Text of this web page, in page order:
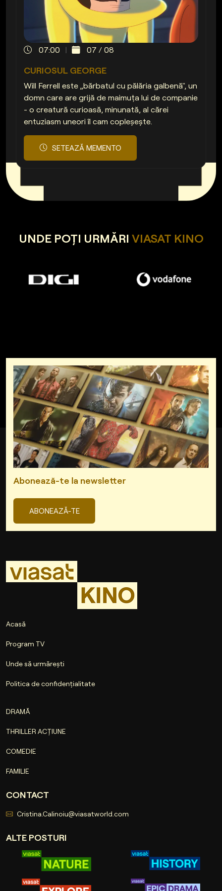
07:00 07 / 08
CURIOSUL GEORGE
Will Ferrell este „bărbatul cu pălăria galbenă", un
domn care are grijă de maimuţa lui de companie
- o creatură curioasă, minunată, al cărei
entuziasm uneori îl cam copleşeşte.
SETEAZĂ MEMENTO
UNDE POȚI URMĂRI VIASAT KINO
Abonează-te la newsletter
ABONEAZĂ-TE
Acasă
Program TV
Unde să urmărești
Politica de confidențialitate
DRAMĂ
THRILLER ACȚIUNE
COMEDIE
FAMILIE
CONTACT
Cristina.Calinoiu@viasatworld.com
ALTE POSTURI